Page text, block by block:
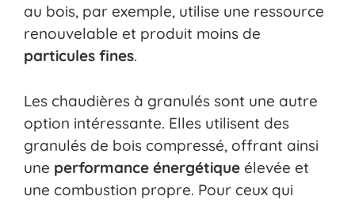
au bois, par exemple, utilise une ressource
renouvelable et produit moins de
particules fines.
Les chaudières à granulés sont une autre
option intéressante. Elles utilisent des
granulés de bois compressé, offrant ainsi
une performance énergétique élevée et
une combustion propre. Pour ceux qui